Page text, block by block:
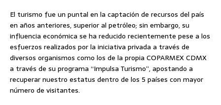
El turismo fue un puntal en la captación de recursos del país
en años anteriores, superior al petróleo; sin embargo, su
influencia económica se ha reducido recientemente pese a los
esfuerzos realizados por la iniciativa privada a través de
diversos organismos como los de la propia COPARMEX CDMX
a través de su programa “Impulsa Turismo”, apostando a
recuperar nuestro estatus dentro de los 5 países con mayor
número de visitantes.